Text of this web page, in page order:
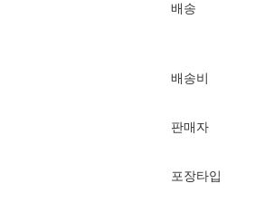
배송
배송비
판매자
포장타입